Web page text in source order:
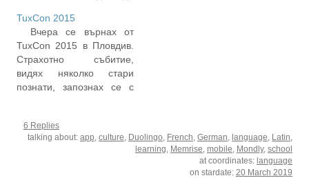
във въпроса доколко е
славянска и дали
Константин-Кирил и брат
му Методий са създали
първо глаголицата или
първо кирилицата. Има
братя създават
включително и у нас.…
TuxCon 2015
Вчера се върнах от
TuxCon 2015 в Пловдив.
Страхотно събитие,
видях няколко стари
познати, запознах се с
се връщам още същия
ден и докато те са пиели
6 Replies
talking about: app culture Duolingo French German language Latin
learning
Memrise mobile Mondly, school
at coordinates: language
on stardate: 20 March 2019